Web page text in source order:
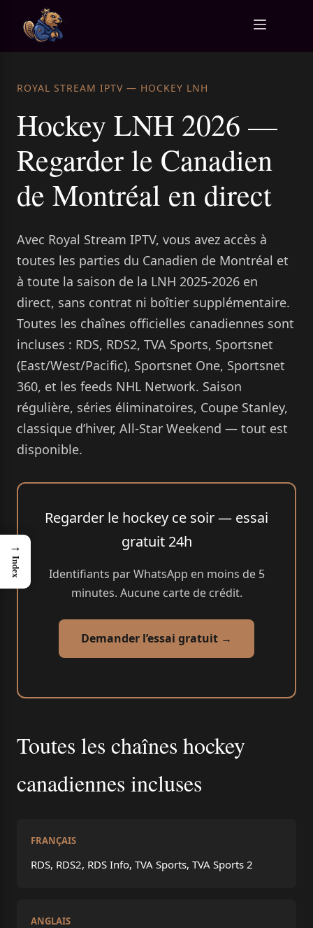
ROYAL STREAM IPTV — HOCKEY LNH
Hockey LNH 2026 —
Regarder le Canadien
de Montréal en direct
Avec Royal Stream IPTV, vous avez accès à
toutes les parties du Canadien de Montréal et
à toute la saison de la LNH 2025-2026 en
direct, sans contrat ni boîtier supplémentaire.
Toutes les chaînes officielles canadiennes sont
incluses : RDS, RDS2, TVA Sports, Sportsnet
(East/West/Pacific), Sportsnet One, Sportsnet
360, et les feeds NHL Network. Saison
régulière, séries éliminatoires, Coupe Stanley,
classique d’hiver, All-Star Weekend — tout est
disponible.
Regarder le hockey ce soir — essai
gratuit 24h
Identifiants par WhatsApp en moins de 5
minutes. Aucune carte de crédit.
Demander l’essai gratuit →
Toutes les chaînes hockey
canadiennes incluses
FRANÇAIS
RDS, RDS2, RDS Info, TVA Sports, TVA Sports 2
ANGLAIS
→
Index